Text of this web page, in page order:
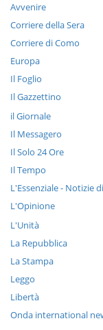
Avvenire
Corriere della Sera
Corriere di Como
Europa
Il Foglio
Il Gazzettino
il Giornale
Il Messagero
Il Solo 24 Ore
Il Tempo
L'Essenziale - Notizie
L'Opinione
L'Unità
La Repubblica
La Stampa
Leggo
Libertà
Onda international